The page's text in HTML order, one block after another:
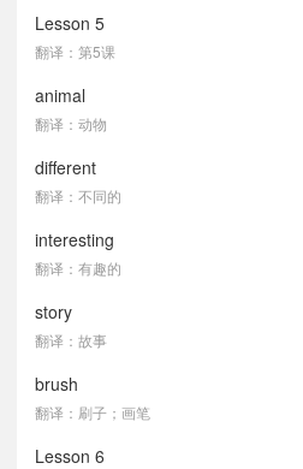
Lesson 5
翻译：第5课
animal
翻译：动物
different
翻译：不同的
interesting
翻译：有趣的
story
翻译：故事
brush
翻译：刷子；画笔
Lesson 6